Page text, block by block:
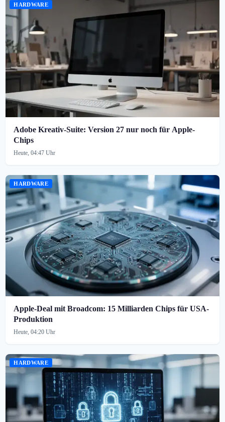
HARDWARE
Adobe Kreativ-Suite: Version 27 nur noch für Apple-
Chips
Heute, 04:47 Uhr
HARDWARE
Apple-Deal mit Broadcom: 15 Milliarden Chips für USA-
Produktion
Heute, 04:20 Uhr
HARDWARE